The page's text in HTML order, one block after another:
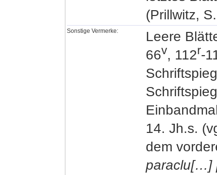
(Prillwitz,
Sonstige Vermerke:
Leere
66v, 112r-
14. Jh.s.
dem
paraclu[…]